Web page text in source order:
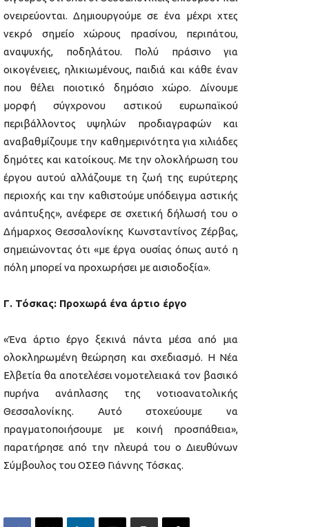
ονειρεύονται. Δημιουργούμε σε ένα μέχρι χτες
νεκρό σημείο χώρους πρασίνου, περιπάτου,
αναψυχής, ποδηλάτου. Πολύ πράσινο για
οικογένειες, ηλικιωμένους, παιδιά και κάθε έναν
που θέλει ποιοτικό δημόσιο χώρο. Δίνουμε
μορφή σύγχρονου αστικού ευρωπαϊκού
περιβάλλοντος υψηλών προδιαγραφών και
αναβαθμίζουμε την καθημερινότητα για χιλιάδες
δημότες και κατοίκους. Με την ολοκλήρωση του
έργου αυτού αλλάζουμε τη ζωή της ευρύτερης
περιοχής και την καθιστούμε υπόδειγμα αστικής
ανάπτυξης», ανέφερε σε σχετική δήλωσή του ο
Δήμαρχος Θεσσαλονίκης Κωνσταντίνος Ζέρβας,
σημειώνοντας ότι «με έργα ουσίας όπως αυτό η
πόλη μπορεί να προχωρήσει με αισιοδοξία».
Γ. Τόσκας: Προχωρά ένα άρτιο έργο
«Ένα άρτιο έργο ξεκινά πάντα μέσα από μια
ολοκληρωμένη θεώρηση και σχεδιασμό. Η Νέα
Ελβετία θα αποτελέσει νομοτελειακά τον βασικό
πυρήνα ανάπλασης της νοτιοανατολικής
Θεσσαλονίκης. Αυτό στοχεύουμε να
πραγματοποιήσουμε με κοινή προσπάθεια»,
παρατήρησε από την πλευρά του ο Διευθύνων
Σύμβουλος του ΟΣΕΘ Γιάννης Τόσκας.